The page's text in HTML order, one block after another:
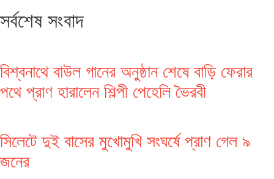
সর্বশেষ সংবাদ
বিশ্বনাথে বাউল গানের অনুষ্ঠান শেষে বাড়ি ফেরার
পথে প্রাণ হারালেন শিল্পী পেহেলি ভৈরবী
সিলেটে দুই বাসের মুখোমুখি সংঘর্ষে প্রাণ গেল ৯
জনের